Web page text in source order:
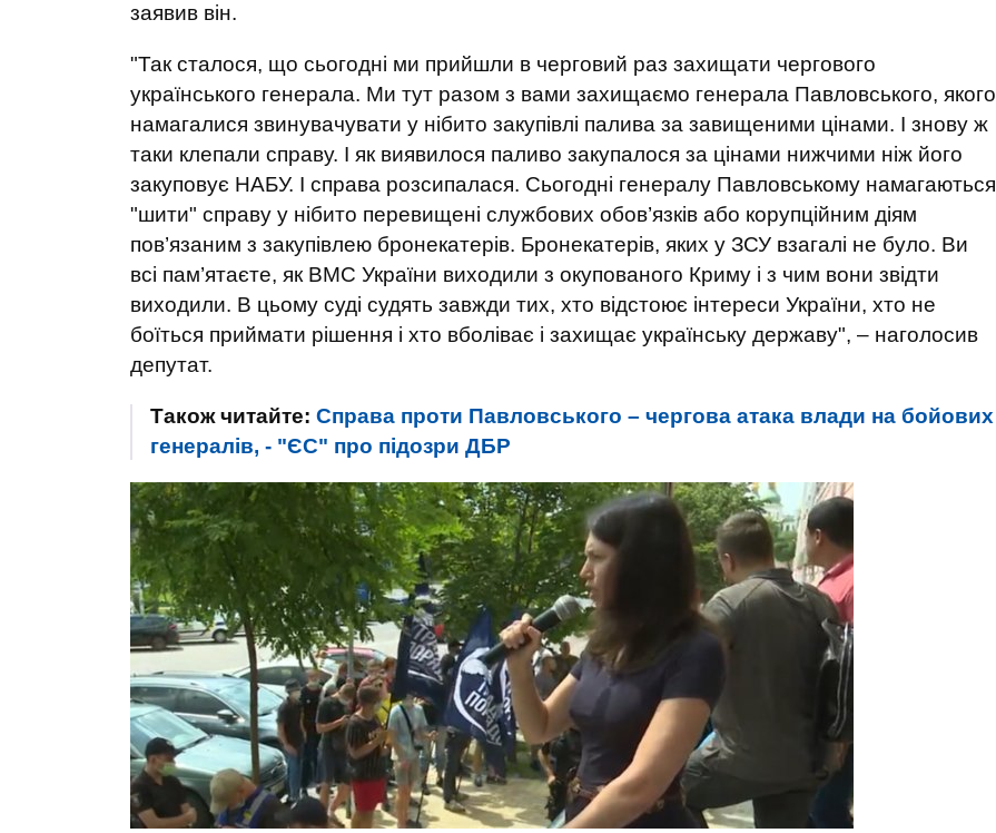
заявив він.
"Так сталося, що сьогодні ми прийшли в черговий раз захищати чергового
українського генерала. Ми тут разом з вами захищаємо генерала Павловського, якого
намагалися звинувачувати у нібито закупівлі палива за завищеними цінами. І знову ж
таки клепали справу. І як виявилося паливо закупалося за цінами нижчими ніж його
закуповує НАБУ. І справа розсипалася. Сьогодні генералу Павловському намагаються
"шити" справу у нібито перевищені службових обов’язків або корупційним діям
пов’язаним з закупівлею бронекатерів. Бронекатерів, яких у ЗСУ взагалі не було. Ви
всі пам’ятаєте, як ВМС України виходили з окупованого Криму і з чим вони звідти
виходили. В цьому суді судять завжди тих, хто відстоює інтереси України, хто не
боїться приймати рішення і хто вболіває і захищає українську державу", – наголосив
депутат.
Також читайте: Справа проти Павловського – чергова атака влади на бойових
генералів, - "ЄС" про підозри ДБР